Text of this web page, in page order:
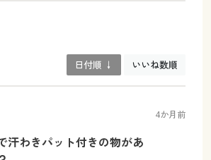
日付順 ↓ いいね数順
4か月前
汗わきパット付きの物があ